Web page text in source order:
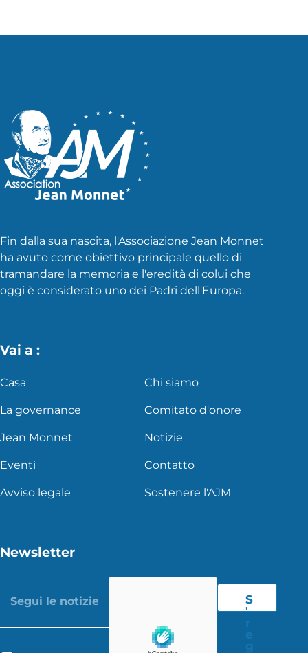
Fin dalla sua nascita, l'Associazione Jean Monnet
ha avuto come obiettivo principale quello di
tramandare la memoria e l'eredità di colui che
oggi è considerato uno dei Padri dell'Europa.
Vai a :
Casa Chi siamo
La governance Comitato d'onore
Jean Monnet Notizie
Eventi Contatto
Avviso legale Sostenere l'AJM
Newsletter
S
'